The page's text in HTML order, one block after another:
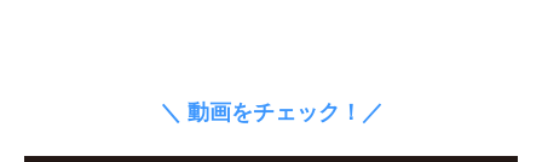
＼ 動画をチェック！／